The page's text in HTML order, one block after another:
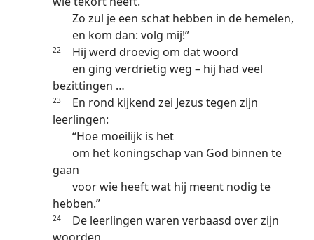
Zo zul je een schat hebben in de hemelen,
en kom dan: volg mij!”
22
Hij werd droevig om dat woord
en ging verdrietig weg – hij had veel
bezittingen …
23
En rond kijkend zei Jezus tegen zijn
leerlingen:
“Hoe moeilijk is het
om het koningschap van God binnen te
gaan
voor wie heeft wat hij meent nodig te
hebben.”
24
De leerlingen waren verbaasd over zijn